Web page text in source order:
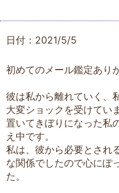
日付：2021/5/5
初めてのメール鑑定あり
彼は私から離れていく、
大変ショックを受けてい
置いてきぼりになった私
え中です。
私は、彼から必要とされ
な関係でしたので心にぽ
た。